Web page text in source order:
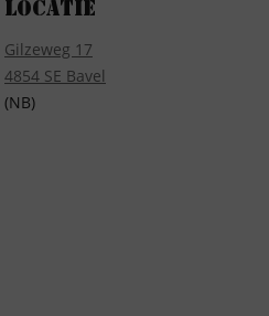
Locatie
Gilzeweg 17
4854 SE Bavel
(NB)